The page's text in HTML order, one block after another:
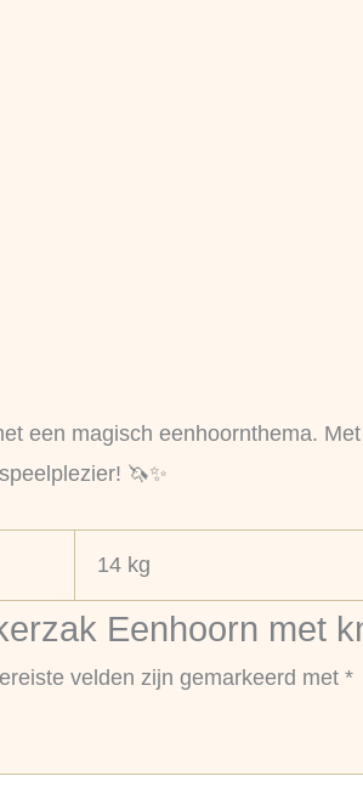
een magisch eenhoornthema.
🦄✨
14 kg
Eenhoorn met
velden zijn gemarkeerd met *